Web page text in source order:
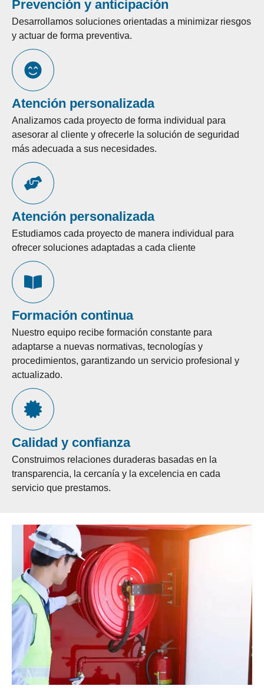
Prevención y anticipación
Desarrollamos soluciones orientadas a minimizar riesgos
y actuar de forma preventiva.
Atención personalizada
Analizamos cada proyecto de forma individual para
asesorar al cliente y ofrecerle la solución de seguridad
más adecuada a sus necesidades.
Atención personalizada
Estudiamos cada proyecto de manera individual para
ofrecer soluciones adaptadas a cada cliente
Formación continua
Nuestro equipo recibe formación constante para
adaptarse a nuevas normativas, tecnologías y
procedimientos, garantizando un servicio profesional y
actualizado.
Calidad y confianza
Construimos relaciones duraderas basadas en la
transparencia, la cercanía y la excelencia en cada
servicio que prestamos.